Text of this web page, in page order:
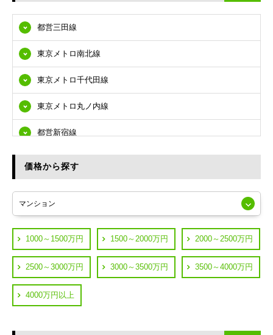
江東区
品川区
目黒区
大田区
世田谷区
渋谷区
練馬区
葛飾区
横浜市鶴見区
横浜市神奈川区
川崎市川崎区
都営三田線
東京メトロ南北線
東京メトロ千代田線
東京メトロ丸ノ内線
都営新宿線
都営浅草線
JR中央線
JR中央・総武線
価格から探す
1000～1500万円 1500～2000万円 2000～2500万円
2500～3000万円 3000～3500万円 3500～4000万円
4000万円以上